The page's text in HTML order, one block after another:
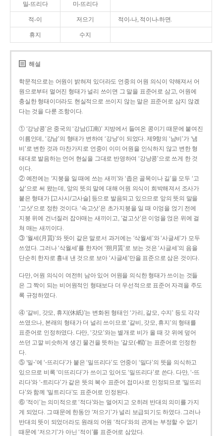
밀-뜨리다 미-뜨리다
적-이 저으기 적이-나, 적이나-하면.
휴지 수지
해설
학문적으로는 어원이 밝혀져 있더라도 언중의 어원 의식이 약해져서 어
원으로부터 멀어진 형태가 널리 쓰이면 그 말을 표준어로 삼고, 어원에
충실한 형태이더라도 현실적으로 쓰이지 않는 말은 표준어로 삼지 않겠
다는 것을 다룬 조항이다.
① ‘강낭콩’은 중국의 ‘강남(江南)’ 지방에서 들여온 콩이기 때문에 붙여진
이름인데, ‘강남’의 형태가 변하여 ‘강낭’이 되었다. 제9항의 ‘남비’가 ‘냄
비’로 변한 것과 마찬가지로 언중이 이미 어원을 인식하지 않고 변한 형
태대로 발음하는 언어 현실을 그대로 반영하여 ‘강낭콩’으로 쓰게 한 것
이다.
② 예전에는 ‘지붕을 일 때에 쓰는 새끼’와 ‘좁은 골목이나 길’을 모두 ‘고
샅’으로 써 왔는데, 앞의 뜻의 말에 대해 어원 의식이 희박해져서 조사가
붙은 형태가 [고사시/고사슬] 등으로 발음되고 있으므로 앞의 뜻의 말을
‘고삿’으로 정한 것이다. ‘속고삿’은 초가지붕을 일 때 이엉을 얹기 전에
지붕 위에 건너질러 잡아매는 새끼이고, ‘겉고삿’은 이엉을 얹은 위에 걸
쳐 매는 새끼이다.
③ ‘월세(月貰)’와 뜻이 같은 말로서 과거에는 ‘삭월세’와 ‘사글세’가 모두
쓰였다. 그러나 ‘삭월세’를 한자어 ‘朔月貰’로 보는 것은 ‘사글세’의 음을
단순히 한자로 흉내 낸 것으로 보아 ‘사글세’만을 표준으로 삼은 것이다.
다만, 어원 의식이 여전히 남아 있어 어원을 의식한 형태가 쓰이는 것들
은 그 짝이 되는 비어원적인 형태보다 더 우선적으로 표준어 자격을 주도
록 규정하였다.
④ ‘갈비, 갓모, 휴지(休紙)’는 변화된 형태인 ‘가리, 갈모, 수지’ 등도 각각
쓰였으나, 본래의 형태가 더 널리 쓰이므로 ‘갈비, 갓모, 휴지’의 형태를
표준어로 인정하였다. 다만, ‘갓모’와는 별개로 비가 올 때 갓 위에 덮어
쓰던 고깔 비슷하게 생긴 물건을 뜻하는 ‘갈모(-帽)’는 표준어로 인정한
다.
⑤ ‘밀-’에 ‘-뜨리다’가 붙은 ‘밀뜨리다’도 언중이 ‘밀다’의 뜻을 의식하고
있으므로 비록 ‘미뜨리다’가 쓰이고 있어도 ‘밀뜨리다’로 쓴다. 다만, ‘-뜨
리다’와 ‘-트리다’가 같은 뜻의 복수 표준어 접미사로 인정되므로 ‘밀뜨리
다’와 함께 ‘밀트리다’도 표준어로 인정된다.
⑥ ‘적이’는 의미적으로 ‘적다’와는 멀어지고 오히려 반대의 의미를 가지
게 되었다. 그 때문에 한동안 ‘저으기’가 널리 보급되기도 하였다. 그러나
반대의 뜻이 되었더라도 원래의 어원 ‘적다’와의 관계는 부정할 수 없기
때문에 ‘저으기’가 아닌 ‘적이’를 표준어로 삼았다.